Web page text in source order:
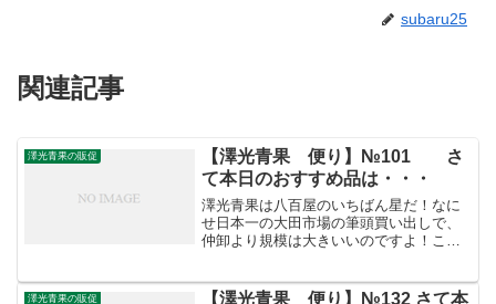
subaru25
関連記事
澤光青果の販促
【澤光青果 便り】№101 さ
て本日のおすすめ品は・・・
澤光青果は八百屋のいちばん星だ！なに
せ日本一の大田市場の筆頭買い出しで、
仲卸より規模は大きいいのですよ！こう
光青果 便り...
澤光青果の販促
【澤光青果 便り】№132 さて本